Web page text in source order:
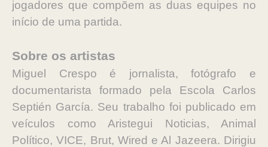
jogadores que compõem as duas equipes no
início de uma partida.
Sobre os artistas
Miguel Crespo é jornalista, fotógrafo e
documentarista formado pela Escola Carlos
Septién García. Seu trabalho foi publicado em
veículos como Aristegui Noticias, Animal
Político, VICE, Brut, Wired e Al Jazeera. Dirigiu